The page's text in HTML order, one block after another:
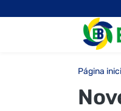
Página